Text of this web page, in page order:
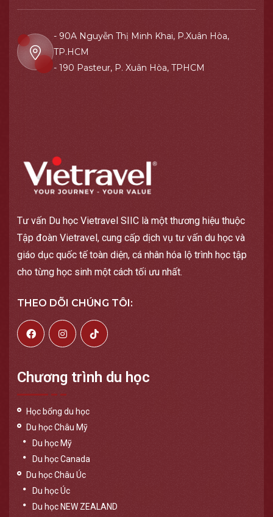
- 90A Nguyễn Thị Minh Khai, P.Xuân Hòa,
TP.HCM
- 190 Pasteur, P. Xuân Hòa, TPHCM
Tư vấn Du học Vietravel SIIC là một thương hiệu thuộc
Tập đoàn Vietravel, cung cấp dịch vụ tư vấn du học và
giáo dục quốc tế toàn diện, cá nhân hóa lộ trình học tập
cho từng học sinh một cách tối ưu nhất.
THEO DÕI CHÚNG TÔI:
Chương trình du học
Học bổng du học
Du học Châu Mỹ
Du học Mỹ
Du học Canada
Du học Châu Úc
Du học Úc
Du học NEW ZEALAND